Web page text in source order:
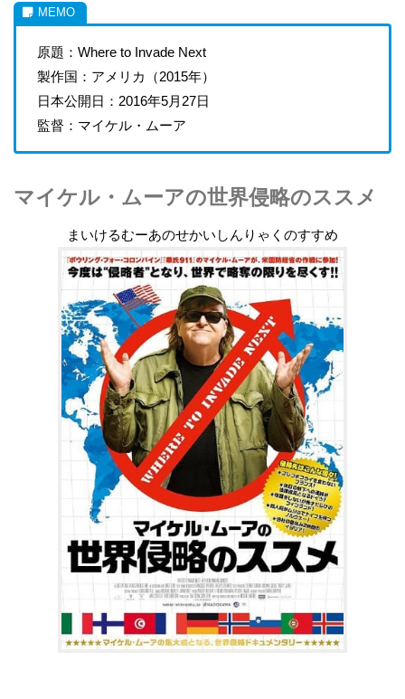
原題：Where to Invade Next
製作国：アメリカ（2015年）
日本公開日：2016年5月27日
監督：マイケル・ムーア
マイケル・ムーアの世界侵略のススメ
まいけるむーあのせかいしんりゃくのすすめ